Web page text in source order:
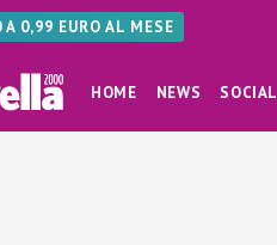
0,99 EURO AL MESE
HOME NEWS SOCIAL